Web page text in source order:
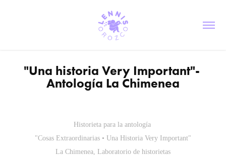
"Una historia Very Important"-
Antología La Chimenea
Historieta para la antología
"Cosas Extraordinarias • Una Historia Very Important"
La Chimenea, Laboratorio de historietas